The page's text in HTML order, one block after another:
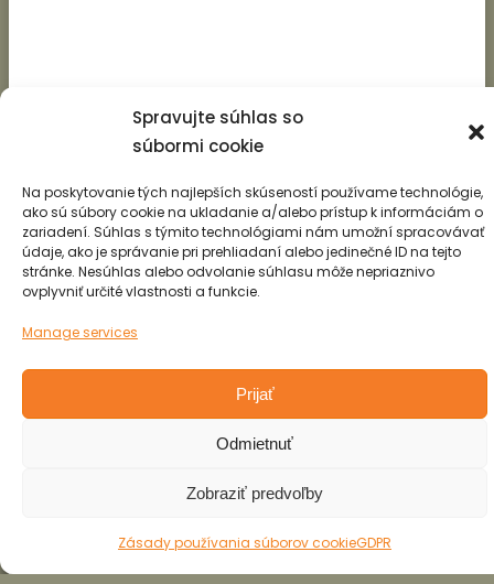
Spravujte súhlas so
súbormi cookie
Na poskytovanie tých najlepších skúseností používame technológie,
ako sú súbory cookie na ukladanie a/alebo prístup k informáciám o
zariadení. Súhlas s týmito technológiami nám umožní spracovávať
údaje, ako je správanie pri prehliadaní alebo jedinečné ID na tejto
stránke. Nesúhlas alebo odvolanie súhlasu môže nepriaznivo
ovplyvniť určité vlastnosti a funkcie.
Manage services
Prijať
Odmietnuť
Zobraziť predvoľby
Zásady používania súborov cookieGDPR